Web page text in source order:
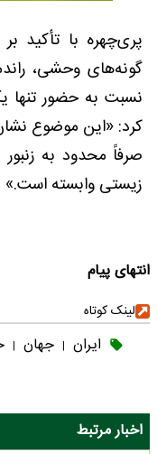
پری‌چهره با تأکید
گونه‌های وحشی،
نسبت به حضور تنها
کرد: «این موضوع
صرفاً محدود به
زیستی وابسته است.»
انتهای پیام
لینک کوتاه
ایران | جهان |
اخبار مرتبط